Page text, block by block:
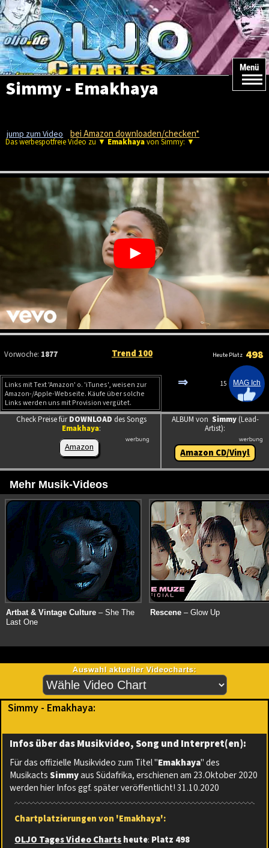
Menü
Simmy - Emakhaya
jump zum Video bei Amazon downloaden/checken*
Das werbespotfreie Video zu ▼ Emakhayavon Simmy: ▼
Vorwoche: 1877 Trend 100 Heute Platz 498
Links mit Text 'Amazon' o. 'iTunes', weisen zur
Amazon-/Apple-Webseite. Käufe über solche
Links werden uns mit Provision vergütet.
⇒ 15
Check Preise fürDOWNLOAD des Songs
Emakhaya:
Amazon
ALBUM von Simmy(Lead-
Artist):
Amazon CD/Vinyl
Mehr Musik-Videos
Artbat & Vintage Culture – She The
Last One
Rescene – Glow Up
Simmy - Emakhaya:
Infos über das Musikvideo, Song und Interpret(en):
Für das offizielle Musikvideo zum Titel "Emakhaya" des
MusikactsSimmyaus Südafrika, erschienen am 23.Oktober 2020
werden hier Infos ggf. später veröffentlicht! 31.10.2020
Chartplatzierungen von 'Emakhaya':
OLJO Tages Video Chartsheute: Platz 498